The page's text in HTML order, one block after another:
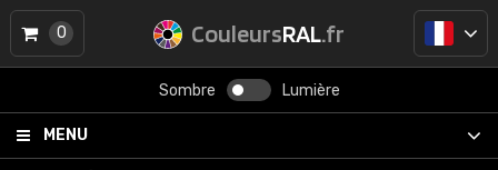
CouleursRAL.fr
Sombre Lumière
MENU
0